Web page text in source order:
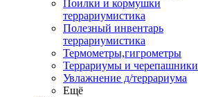
Поилки и кормушки
террариумистика
Полезный инвентарь
террариумистика
Термометры,гигрометры
Террариумы и черепашники
Увлажнение д/террариума
Ещё